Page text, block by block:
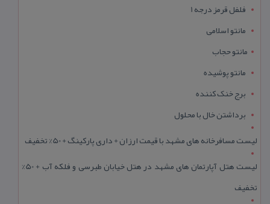
فلفل قرمز درجه 1
مانتو اسلامی
مانتو حجاب
مانتو پوشیده
برج خنک کننده
برداشتن خال با محلول
لیست مسافرخانه های مشهد با قیمت ارزان + داری پارکینگ + 50% تخفیف
لیست هتل آپارتمان های مشهد در هتل خیابان طبرسی و فلکه آب + 50%
تخفیف